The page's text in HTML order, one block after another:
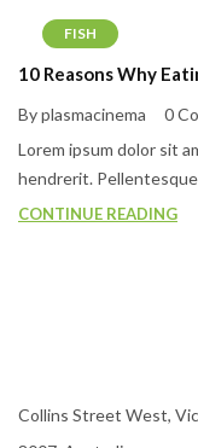
FISH
10 Reasons Why
By plasmacinema
0
Lorem ipsum dolor sit
hendrerit.
CONTINUE READING
Collins Street West,